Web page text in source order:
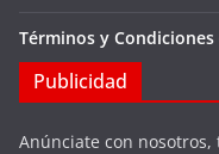
Términos y Condiciones
Publicidad
Anúnciate con